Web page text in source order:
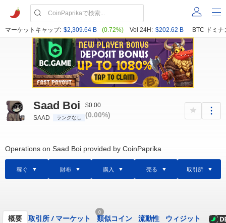
マーケットキャップ: $2,309.64 B (0.72%) Vol 24H: $202.62 B BTC ドミナ
Saad Boi
SAAD ランクなし
$0.00
(0.00%)
Operations on Saad Boi provided by CoinPaprika
稼ぐ 財布 購入 売る 取引所
概要 取引所 /マーケット
0
類似コイン 流動性 ウィジット